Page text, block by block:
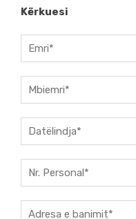
Kërkuesi